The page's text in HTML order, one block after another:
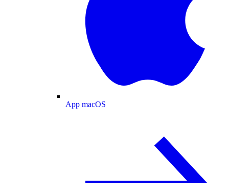
App macOS